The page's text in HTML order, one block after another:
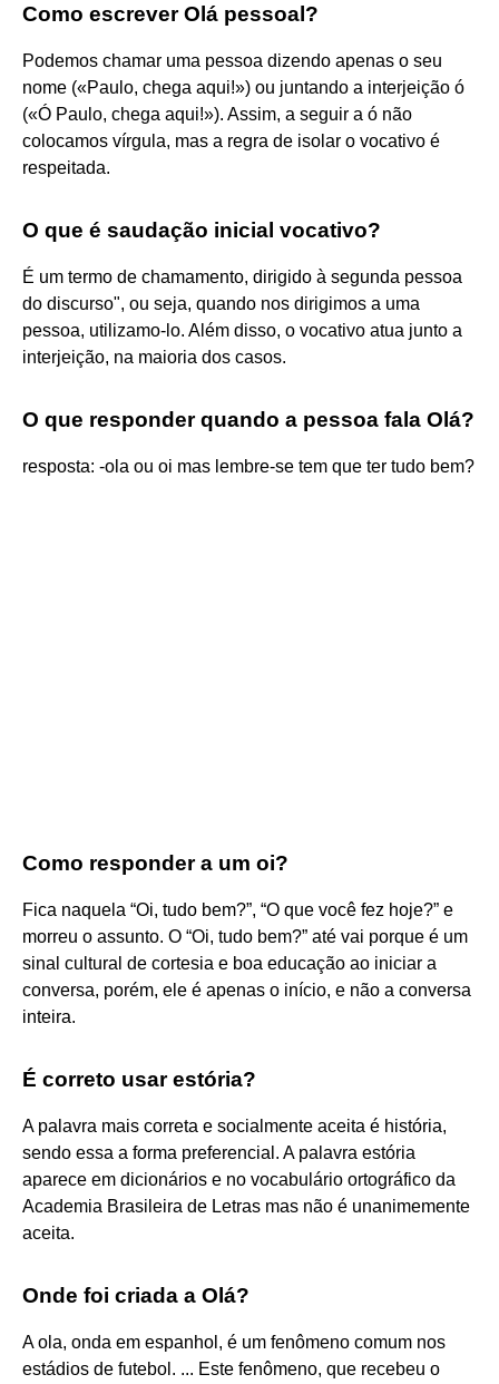
Como escrever Olá pessoal?
Podemos chamar uma pessoa dizendo apenas o seu
nome («Paulo, chega aqui!») ou juntando a interjeição ó
(«Ó Paulo, chega aqui!»). Assim, a seguir a ó não
colocamos vírgula, mas a regra de isolar o vocativo é
respeitada.
O que é saudação inicial vocativo?
É um termo de chamamento, dirigido à segunda pessoa
do discurso", ou seja, quando nos dirigimos a uma
pessoa, utilizamo-lo. Além disso, o vocativo atua junto a
interjeição, na maioria dos casos.
O que responder quando a pessoa fala Olá?
resposta: -ola ou oi mas lembre-se tem que ter tudo bem?
Como responder a um oi?
Fica naquela “Oi, tudo bem?”, “O que você fez hoje?” e
morreu o assunto. O “Oi, tudo bem?” até vai porque é um
sinal cultural de cortesia e boa educação ao iniciar a
conversa, porém, ele é apenas o início, e não a conversa
inteira.
É correto usar estória?
A palavra mais correta e socialmente aceita é história,
sendo essa a forma preferencial. A palavra estória
aparece em dicionários e no vocabulário ortográfico da
Academia Brasileira de Letras mas não é unanimemente
aceita.
Onde foi criada a Olá?
A ola, onda em espanhol, é um fenômeno comum nos
estádios de futebol. ... Este fenômeno, que recebeu o